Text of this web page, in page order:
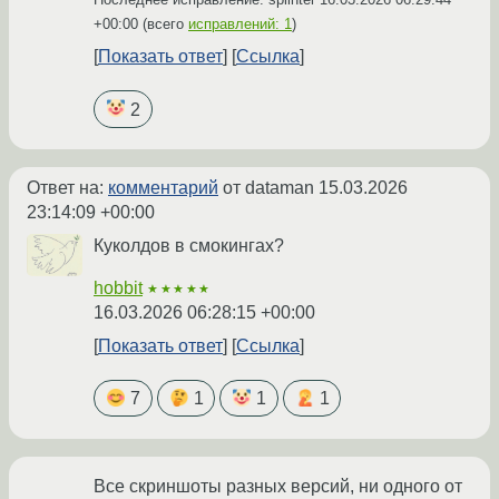
+00:00 (всего исправлений: 1)
Показать ответ Ссылка
2
Ответ на: комментарий от dataman 15.03.2026
23:14:09 +00:00
Куколдов в смокингах?
hobbit ★★★★★
16.03.2026 06:28:15 +00:00
Показать ответ
Ссылка
7 1 1 1
Все скриншоты разных версий, ни одного от